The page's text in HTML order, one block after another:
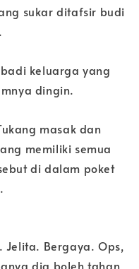
sukar ditafsir budi
keluarga yang
dingin.
masak dan
memiliki semua
di dalam poket
Jelita. Bergaya. Ops,
dia boleh tahan